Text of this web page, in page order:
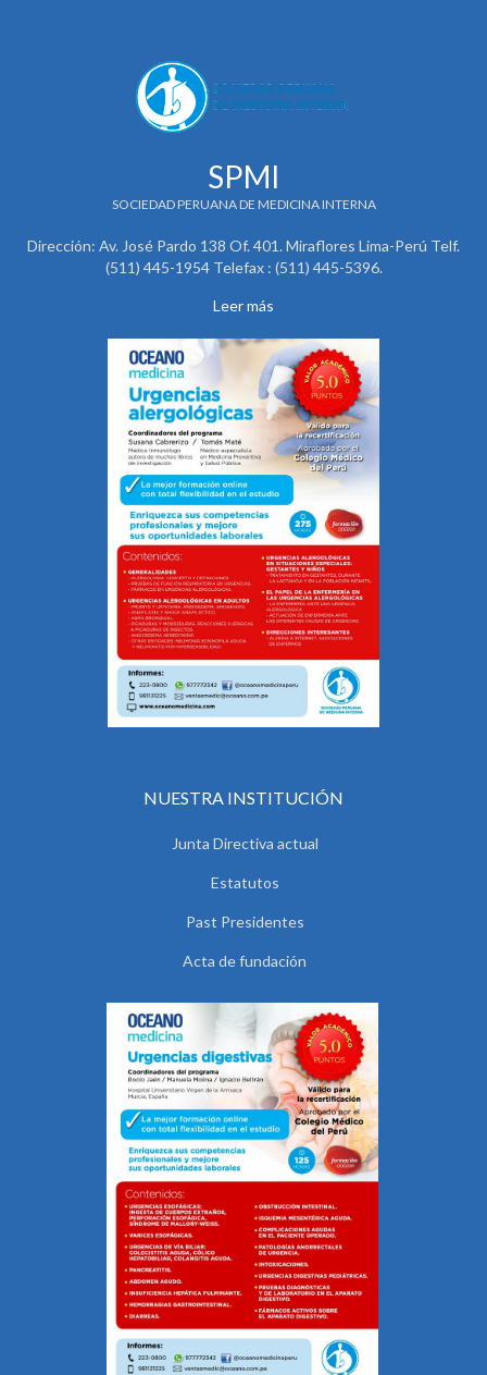
SPMI
SOCIEDAD PERUANA DE MEDICINA INTERNA
Dirección: Av. José Pardo 138 Of. 401. Miraflores Lima-Perú Telf.
(511) 445-1954 Telefax : (511) 445-5396.
Leer más
NUESTRA INSTITUCIÓN
Junta Directiva actual
Estatutos
Past Presidentes
Acta de fundación